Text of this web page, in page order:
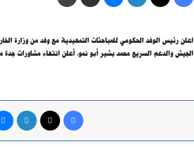
اعلن رئيس الوفد الحكومي للمباحثات التمهيدية مع وفد من وزارة
الجيش والدعم السريع محمد بشير أبو نمو، أعلن انتهاء مشاورات جدة
فيسبوك